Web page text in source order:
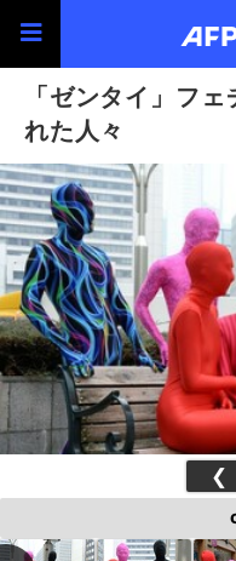
「ゼンタイ」フ
れた人々
❮